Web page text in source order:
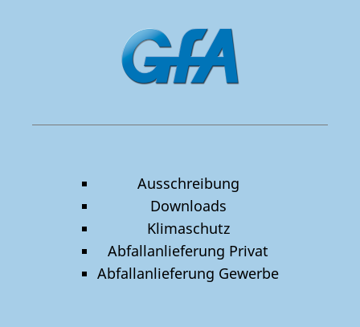
Ausschreibung
Downloads
Klimaschutz
Abfallanlieferung Privat
Abfallanlieferung Gewerbe